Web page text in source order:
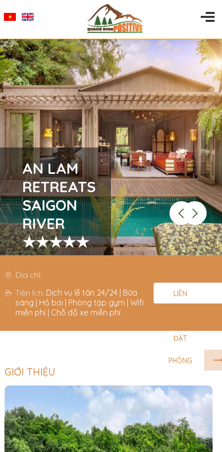
AN LAM
RETREATS
SAIGON
RIVER
★★★★★
Địa chỉ:
Tiện Ích: Dịch vụ lễ tân 24/24 | Bữa
sáng | Hồ bơi | Phòng tập gym | Wifi
miễn phí | Chỗ đỗ xe miễn phí
LIÊN
ĐẶT
PHÒNG
GIỚI THIỆU